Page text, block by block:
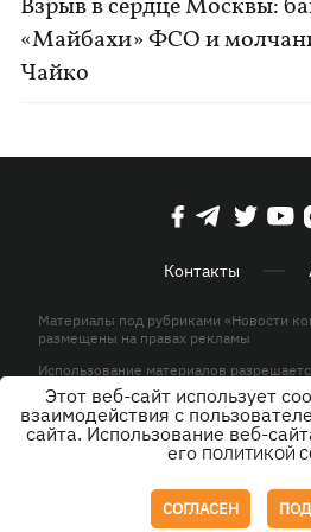
Взрыв в сердце Москвы:
«Майбахи» ФСО и
Чайко
Контакты
Материалы под рубриками «Новости
размещены на правах рекламы
Использование материалов
активной гиперссылки на KP.UA в
© ООО «ЮЛАВ МЕДИА»,2026. Все
Этот веб-сайт использует
взаимодействия с
сайта. Использование веб-
его ПОЛИТИКОЙ
СОГЛАСЕН